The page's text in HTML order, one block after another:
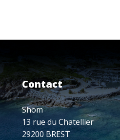
Contact
Shom
13 rue du Chatellier
29200 BREST